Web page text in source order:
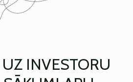
INVESTORU